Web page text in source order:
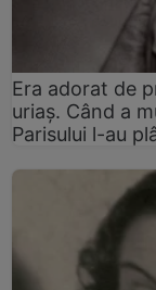
Era adorat de
uriaș. Când a
Parisului l-au